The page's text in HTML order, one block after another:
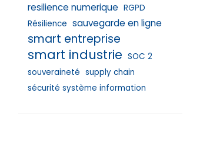
resilience numerique RGPD
Résilience sauvegarde en ligne
smart entreprise
smart industrie SOC 2
souveraineté supply chain
sécurité système information